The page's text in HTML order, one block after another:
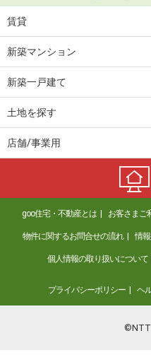
用途地域 １種
宮崎県宮崎市清武町加納甲
住 所
宮崎
２
土地面積
宮崎県宮崎市祇園３丁目
住 所
宮
土地面積
１種
賃貸
新築マンション
新築一戸建て
土地を探す
店舗/事業用
goo住宅・不動産とは お客さまご
物件に関するお問合せの流れ 情
個人情報の取り扱いについて
プライバシーポリシー ヘ
©NTT